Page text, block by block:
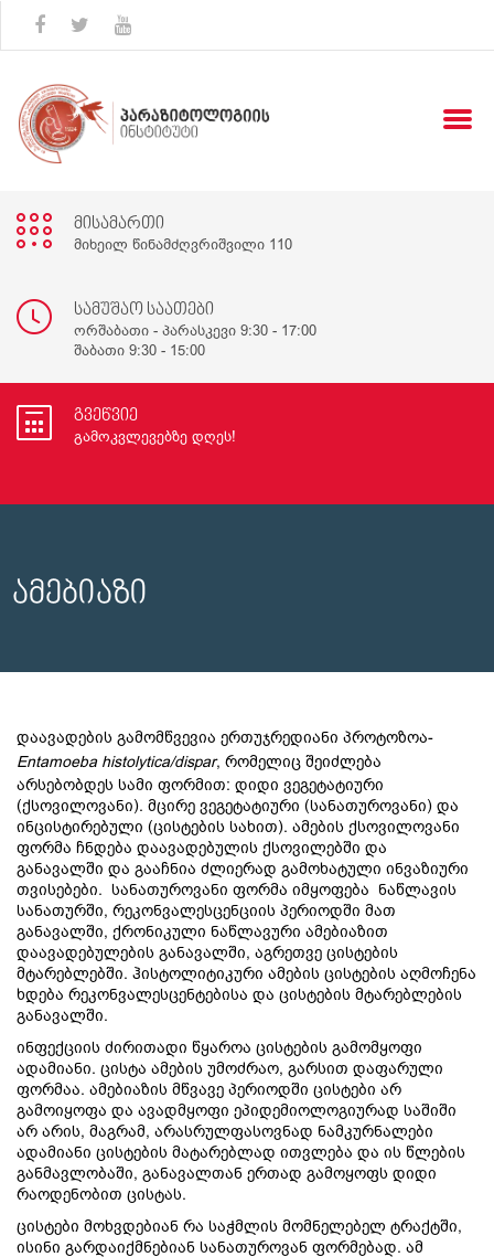
მისამართი
მიხეილ წინამძღვრიშვილი 110
სამუშაო საათები
ორშაბათი - პარასკევი 9:30 - 17:00
შაბათი 9:30 - 15:00
გვეწვიე
გამოკვლევებზე დღეს!
ამებიაზი
დაავადების გამომწვევია ერთუჯრედიანი პროტოზოა-
Entamoeba histolytica/dispar, რომელიც შეიძლება
არსებობდეს სამი ფორმით: დიდი ვეგეტატიური
(ქსოვილოვანი). მცირე ვეგეტატიური (სანათუროვანი) და
ინცისტირებული (ცისტების სახით). ამების ქსოვილოვანი
ფორმა ჩნდება დაავადებულის ქსოვილებში და
განავალში და გააჩნია ძლიერად გამოხატული ინვაზიური
თვისებები. სანათუროვანი ფორმა იმყოფება ნაწლავის
სანათურში, რეკონვალესცენციის პერიოდში მათ
განავალში, ქრონიკული ნაწლავური ამებიაზით
დაავადებულების განავალში, აგრეთვე ცისტების
მტარებლებში. ჰისტოლიტიკური ამების ცისტების აღმოჩენა
ხდება რეკონვალესცენტებისა და ცისტების მტარებლების
განავალში.
ინფექციის ძირითადი წყაროა ცისტების გამომყოფი
ადამიანი. ცისტა ამების უმოძრაო, გარსით დაფარული
ფორმაა. ამებიაზის მწვავე პერიოდში ცისტები არ
გამოიყოფა და ავადმყოფი ეპიდემიოლოგიურად საშიში
არ არის, მაგრამ, არასრულფასოვნად ნამკურნალები
ადამიანი ცისტების მატარებლად ითვლება და ის წლების
განმავლობაში, განავალთან ერთად გამოყოფს დიდი
რაოდენობით ცისტას.
ცისტები მოხვდებიან რა საჭმლის მომნელებელ ტრაქტში,
ისინი გარდაიქმნებიან სანათუროვან ფორმებად. ამ